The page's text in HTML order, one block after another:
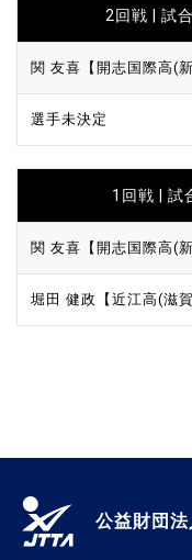
2回戦 | 試
関 友喜【開志国際高(新
選手未決定
1回戦 | 試
関 友喜【開志国際高(新
堀田 健政【近江高(滋賀
公益財団